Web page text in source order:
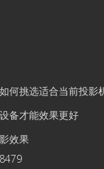
何挑选适合当前投影
备才能效果更好
效果